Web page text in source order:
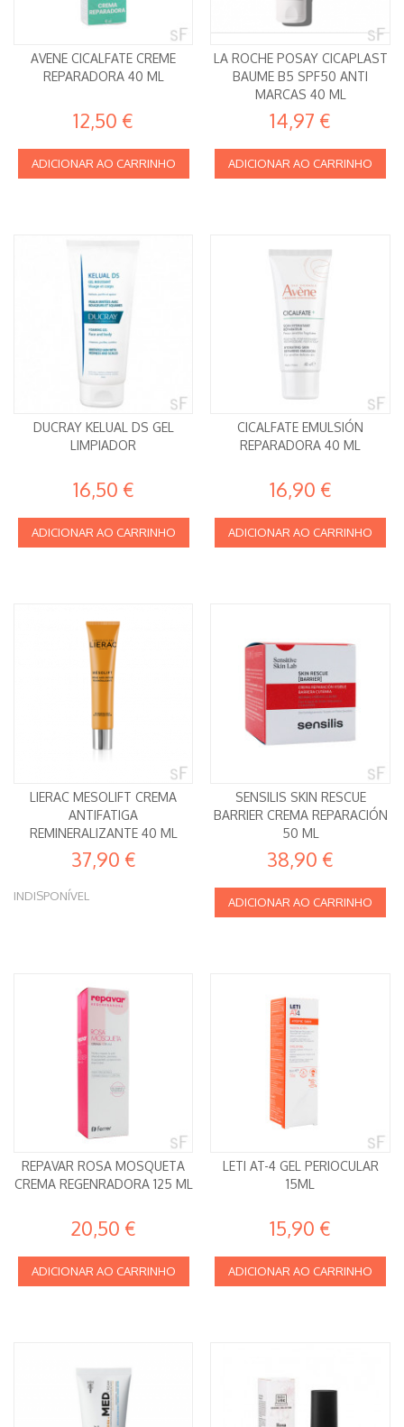
AVENE CICALFATE CREME
REPARADORA 40 ML
12,50 €
ADICIONAR AO CARRINHO
LA ROCHE POSAY CICAPLAST
BAUME B5 SPF50 ANTI
MARCAS 40 ML
14,97 €
ADICIONAR AO CARRINHO
DUCRAY KELUAL DS GEL
LIMPIADOR
16,50 €
ADICIONAR AO CARRINHO
CICALFATE EMULSIÓN
REPARADORA 40 ML
16,90 €
ADICIONAR AO CARRINHO
LIERAC MESOLIFT CREMA
ANTIFATIGA
REMINERALIZANTE 40 ML
37,90 €
INDISPONÍVEL
SENSILIS SKIN RESCUE
BARRIER CREMA REPARACIÓN
50 ML
38,90 €
ADICIONAR AO CARRINHO
REPAVAR ROSA MOSQUETA
CREMA REGENRADORA 125 ML
20,50 €
ADICIONAR AO CARRINHO
LETI AT-4 GEL PERIOCULAR
15ML
15,90 €
ADICIONAR AO CARRINHO